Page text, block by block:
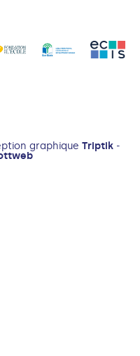
graphique Triptik -